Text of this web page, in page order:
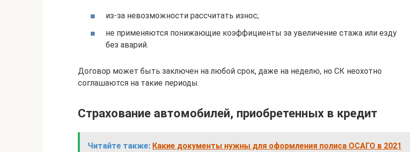
из-за невозможности рассчитать износ;
не применяются понижающие коэффициенты за увеличение стажа или езду
без аварий.
Договор может быть заключен на любой срок, даже на неделю, но СК неохотно
соглашаются на такие периоды.
Страхование автомобилей, приобретенных в кредит
Читайте также: Какие документы нужны для оформления полиса ОСАГО в 2021